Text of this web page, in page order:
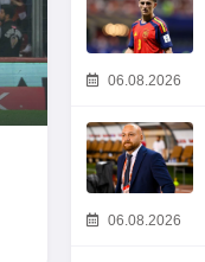
06.08.2026
06.08.2026